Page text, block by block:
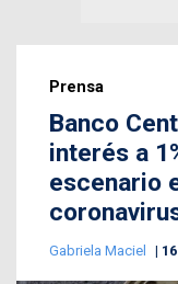
Prensa
Banco
interés a
escenario
Gabriela Maciel